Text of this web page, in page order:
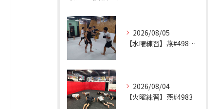
2026/08/05
【水曜練習】燕#4984見附#492
2026/08/04
【火曜練習】燕#4983